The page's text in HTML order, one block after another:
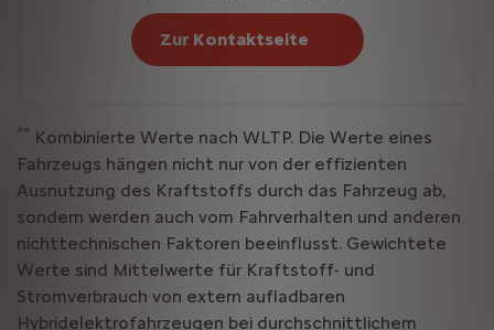
Zur Kontaktseite
** Kombinierte Werte nach WLTP. Die Werte eines
Fahrzeugs hängen nicht nur von der effizienten
Ausnutzung des Kraftstoffs durch das Fahrzeug ab,
sondern werden auch vom Fahrverhalten und anderen
nichttechnischen Faktoren beeinflusst. Gewichtete
Werte sind Mittelwerte für Kraftstoff- und
Stromverbrauch von extern aufladbaren
Hybridelektrofahrzeugen bei durchschnittlichem